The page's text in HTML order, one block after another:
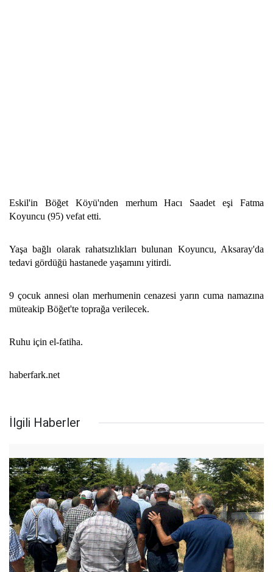
Eskil'in Böğet Köyü'nden merhum Hacı Saadet eşi Fatma
Koyuncu (95) vefat etti.
Yaşa bağlı olarak rahatsızlıkları bulunan Koyuncu, Aksaray'da
tedavi gördüğü hastanede yaşamını yitirdi.
9 çocuk annesi olan merhumenin cenazesi yarın cuma namazına
müteakip Böğet'te toprağa verilecek.
Ruhu için el-fatiha.
haberfark.net
İlgili Haberler